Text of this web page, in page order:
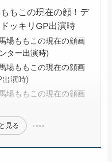
ももこの現在の顔！デ
ッキリGP出演時
場ももこの現在の顔画
ター出演時)
場ももこの現在の顔画
出演時)
場ももこの現在の顔画
見る